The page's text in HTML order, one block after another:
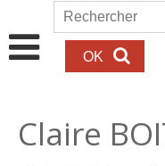
Aller au contenu
Rechercher
Claire